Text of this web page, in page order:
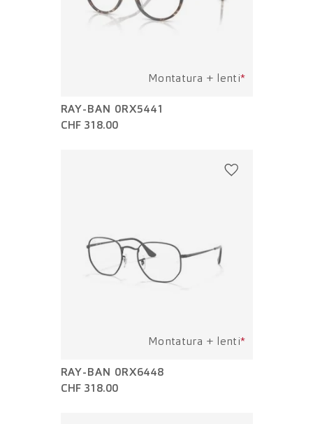
Montatura + lenti*
RAY-BAN 0RX5441
CHF 318.00
Montatura + lenti*
RAY-BAN 0RX6448
CHF 318.00